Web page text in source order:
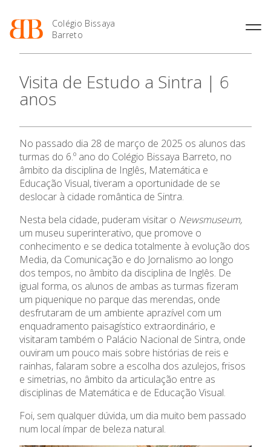
Colégio Bissaya
Barreto
O Colégio
Projeto Educativo
Organização
Colaboradores Não
Docentes
Instalações
Ofertas de emprego
Regulamentos
Jornal “O Coreto”
Privacidade
Oferta Formativa
Enriquecimento Curricular
Oferta Curricular
Sala de Estudo
Atividades de Interrupção
Letiva
Academia de Línguas
Profissionais
Matrículas
Termalismo
Curso de Técnico/a de Apoio
à Família e à Comunidade
Ofertas de Emprego
2027
Calendários
de Educação
SIGE
Secretariado de Exames
Visita de Estudo a Sintra | 6
anos
No passado dia 28 de março de 2025 os alunos das
turmas do 6.º ano do Colégio Bissaya Barreto, no
âmbito da disciplina de Inglês, Matemática e
Educação Visual, tiveram a oportunidade de se
deslocar à cidade romântica de Sintra.
Nesta bela cidade, puderam visitar o Newsmuseum,
um museu superinterativo, que promove o
conhecimento e se dedica totalmente à evolução dos
Media, da Comunicação e do Jornalismo ao longo
dos tempos, no âmbito da disciplina de Inglês. De
igual forma, os alunos de ambas as turmas fizeram
um piquenique no parque das merendas, onde
desfrutaram de um ambiente aprazível com um
enquadramento paisagístico extraordinário, e
visitaram também o Palácio Nacional de Sintra, onde
ouviram um pouco mais sobre histórias de reis e
rainhas, falaram sobre a escolha dos azulejos, frisos
e simetrias, no âmbito da articulação entre as
disciplinas de Matemática e de Educação Visual.
Foi, sem qualquer dúvida, um dia muito bem passado
num local ímpar de beleza natural.